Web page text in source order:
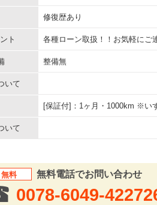
修復歴あり
ト 各種ローン取扱！！お気軽にご
整備無
いて
[保証付]：1ヶ月・1000km ※い
いて
無料 無料電話でお問い合わせ
0078-6049-